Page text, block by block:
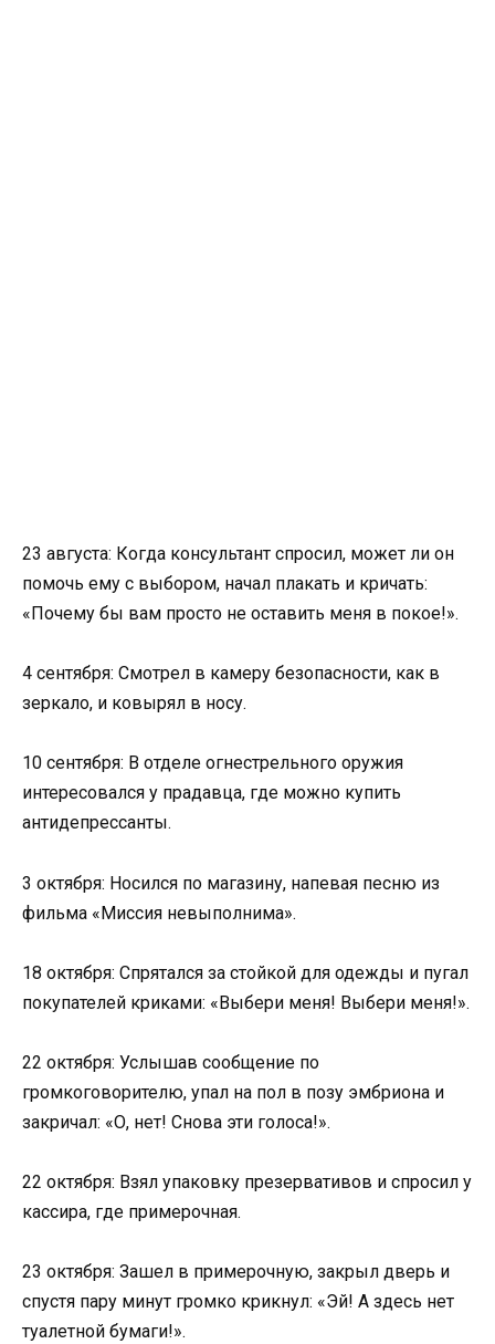
23 августа: Когда консультант спросил, может ли он
помочь ему с выбором, начал плакать и кричать:
«Почему бы вам просто не оставить меня в покое!».
4 сентября: Смотрел в камеру безопасности, как в
зеркало, и ковырял в носу.
10 сентября: В отделе огнестрельного оружия
интересовался у прадавца, где можно купить
антидепрессанты.
3 октября: Носился по магазину, напевая песню из
фильма «Миссия невыполнима».
18 октября: Спрятался за стойкой для одежды и пугал
покупателей криками: «Выбери меня! Выбери меня!».
22 октября: Услышав сообщение по
громкоговорителю, упал на пол в позу эмбриона и
закричал: «О, нет! Снова эти голоса!».
22 октября: Взял упаковку презервативов и спросил у
кассира, где примерочная.
23 октября: Зашел в примерочную, закрыл дверь и
спустя пару минут громко крикнул: «Эй! А здесь нет
туалетной бумаги!».